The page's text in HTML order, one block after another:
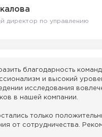
директор по управлению
благодарность
и высокий
исследования
в нашей компании.
только
от сотрудничества.